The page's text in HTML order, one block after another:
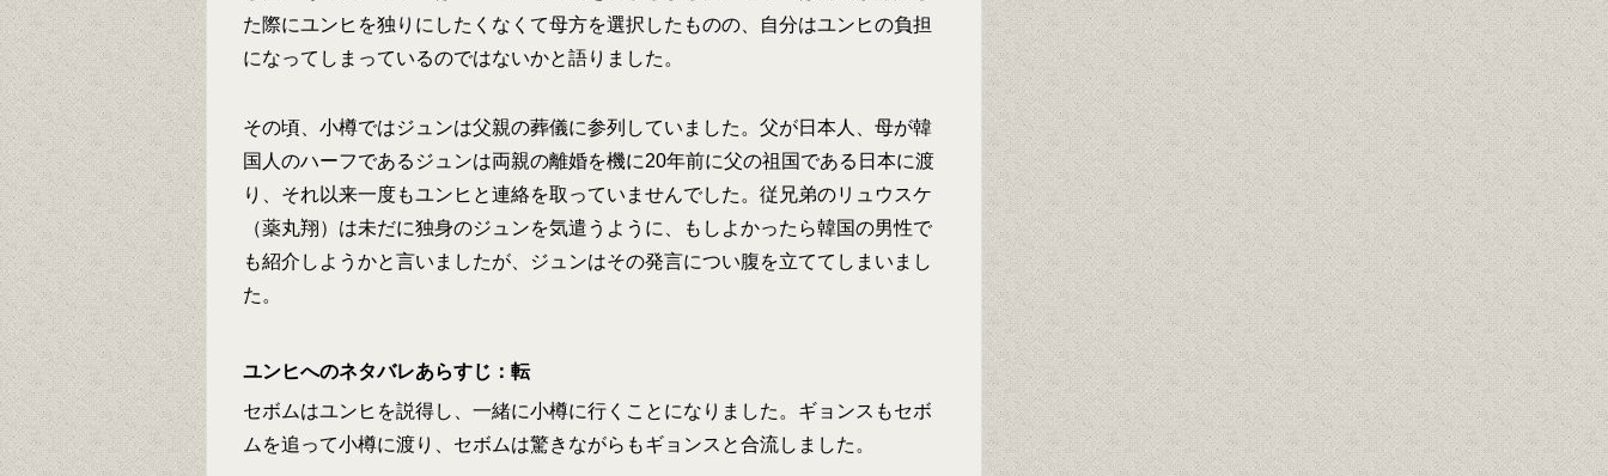
た際にユンヒを独りにしたくなくて母方を選択したものの、自分はユンヒの負担
になってしまっているのではないかと語りました。
その頃、小樽ではジュンは父親の葬儀に参列していました。父が日本人、母が韓
国人のハーフであるジュンは両親の離婚を機に20年前に父の祖国である日本に渡
り、それ以来一度もユンヒと連絡を取っていませんでした。従兄弟のリュウスケ
（薬丸翔）は未だに独身のジュンを気遣うように、もしよかったら韓国の男性で
も紹介しようかと言いましたが、ジュンはその発言につい腹を立ててしまいまし
た。
ユンヒへのネタバレあらすじ：転
セボムはユンヒを説得し、一緒に小樽に行くことになりました。ギョンスもセボ
ムを追って小樽に渡り、セボムは驚きながらもギョンスと合流しました。